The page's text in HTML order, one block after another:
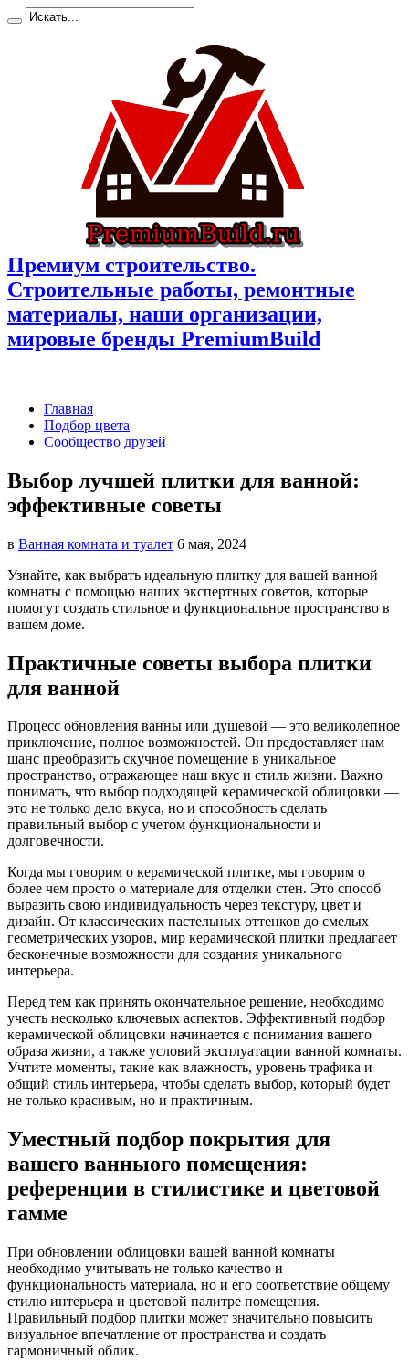
Премиум cтроительство.
Cтроительные работы, ремонтные
материалы, наши организации,
мировые бренды PremiumBuild
Главная
Подбор цвета
Сообщество друзей
Выбор лучшей плитки для ванной:
эффективные советы
в Ванная комната и туалет 6 мая, 2024
Узнайте, как выбрать идеальную плитку для вашей ванной
комнаты с помощью наших экспертных советов, которые
помогут создать стильное и функциональное пространство в
вашем доме.
Практичные советы выбора плитки
для ванной
Процесс обновления ванны или душевой — это великолепное
приключение, полное возможностей. Он предоставляет нам
шанс преобразить скучное помещение в уникальное
пространство, отражающее наш вкус и стиль жизни. Важно
понимать, что выбор подходящей керамической облицовки —
это не только дело вкуса, но и способность сделать
правильный выбор с учетом функциональности и
долговечности.
Когда мы говорим о керамической плитке, мы говорим о
более чем просто о материале для отделки стен. Это способ
выразить свою индивидуальность через текстуру, цвет и
дизайн. От классических пастельных оттенков до смелых
геометрических узоров, мир керамической плитки предлагает
бесконечные возможности для создания уникального
интерьера.
Перед тем как принять окончательное решение, необходимо
учесть несколько ключевых аспектов. Эффективный подбор
керамической облицовки начинается с понимания вашего
образа жизни, а также условий эксплуатации ванной комнаты.
Учтите моменты, такие как влажность, уровень трафика и
общий стиль интерьера, чтобы сделать выбор, который будет
не только красивым, но и практичным.
Уместный подбор покрытия для
вашего ванныого помещения:
референции в стилистике и цветовой
гамме
При обновлении облицовки вашей ванной комнаты
необходимо учитывать не только качество и
функциональность материала, но и его соответствие общему
стилю интерьера и цветовой палитре помещения.
Правильный подбор плитки может значительно повысить
визуальное впечатление от пространства и создать
гармоничный облик.